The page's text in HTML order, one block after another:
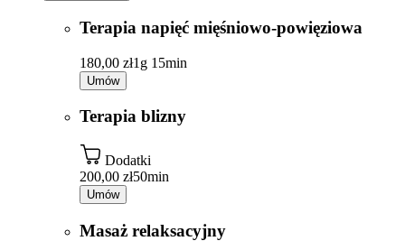
Terapia napięć mięśniowo-powięziowa
180,00 zł1g 15min
Umów
Terapia blizny
Dodatki
200,00 zł50min
Umów
Masaż relaksacyjny